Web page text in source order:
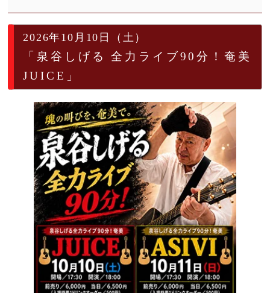
2026年10月10日（土）
「泉谷しげる 全力ライブ90分！奄美
JUICE」